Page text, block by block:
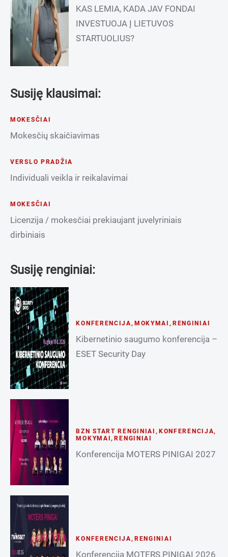
KAS LEMIA, KADA JAV FONDAI
INVESTUOJA Į LIETUVOS
STARTUOLIUS?
Susiję klausimai:
MOKESČIAI
Mokesčių skaičiavimas
VERSLO PRADŽIA
Individuali veikla ir reikalavimai
MOKESČIAI
Licenzija / mokesčiai prekiaujant juvelyriniais
dirbiniais
Susiję renginiai:
KONFERENCIJA , MOKYMAI , RENGINIAI
Kibernetinio saugumo konferencija –
ESET Security Day
BZN START RENGINIAI , KONFERENCIJA,
MOKYMAI ,RENGINIAI
Konferencija MOTERS PINIGAI 2027
KONFERENCIJA, RENGINIAI
Konferencija MOTERS PINIGAI 2026